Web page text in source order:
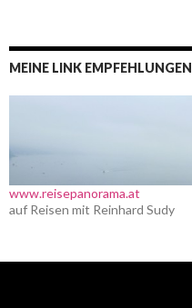
MEINE LINK EMPFEHLUNGEN
www.reisepanorama.at
auf Reisen mit Reinhard Sudy